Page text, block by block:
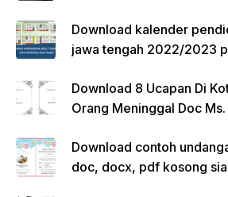
Download kalender
jawa tengah 2022/2023
Download 8 Ucapan Di
Orang Meninggal Doc
Download contoh
doc, docx, pdf kosong